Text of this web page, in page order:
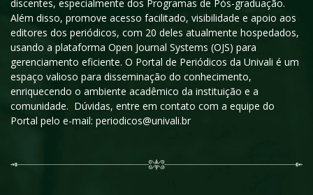
discentes, especialmente dos Programas de Pós-graduação.
Além disso, promove acesso facilitado, visibilidade e apoio aos
editores dos periódicos, com 20 deles atualmente hospedados,
usando a plataforma Open Journal Systems (OJS) para
gerenciamento eficiente. O Portal de Periódicos da Univali é um
espaço valioso para disseminação do conhecimento,
enriquecendo o ambiente acadêmico da instituição e a
comunidade. Dúvidas, entre em contato com a equipe do
Portal pelo e-mail: periodicos@univali.br